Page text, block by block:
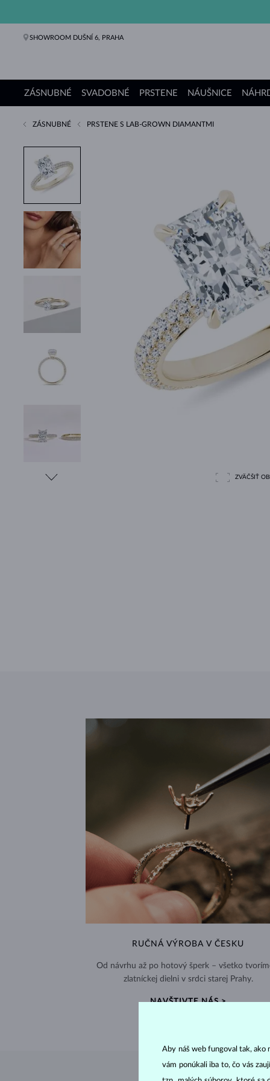
SHOWROOM DUŠNÍ 6, PRAHA
ZÁSNUBNÉ
Zásnubné prstene
SVADOBNÉ
Svadobné obrúčky
PRSTENE
Prstene
NÁUŠNICE
Náušnice
Náhrdelníky
Náramky
Perly
Šperky
Darčeky
Kolekcie KLENOTA
ZÁSNUBNÉ PRSTENE S LAB-GROWN DIAMANTMI
ZVÄČŠIŤ
RUČNÁ VÝROBA V ČESKU
Od návrhu až po hotový šperk – všetko
zlatníckej dielni v srdci starej Prahy.
NAVŠTIVTE NÁS >
Aby náš web fungoval tak, ako
vám ponúkali iba to, čo vás